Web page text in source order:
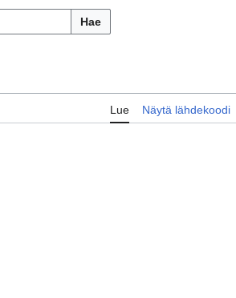
Hae
Lue Näytä lähdekoodi